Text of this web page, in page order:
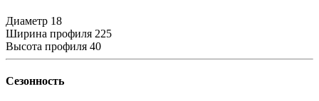
Диаметр 18
Ширина профиля 225
Высота профиля 40
Сезонность